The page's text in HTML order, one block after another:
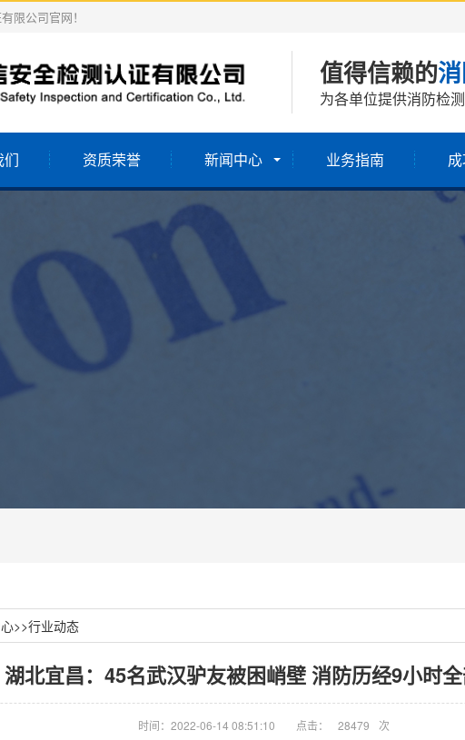
限公司官网！
值得信赖的
为各单位提供消防检
们 资质荣誉 新闻中心 业务指南
>>行业动态
湖北宜昌：45名武汉驴友被困峭壁 消防历经9小时
时间：2022-06-14 08:51:10 点击： 28479 次